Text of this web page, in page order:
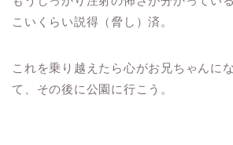
こいくらい説得（脅し）済。
これを乗り越えたら心がお兄ちゃんに
て、その後に公園に行こう。